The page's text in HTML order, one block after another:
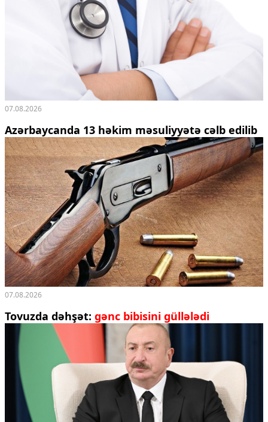
07.08.2026
Azərbaycanda 13 həkim məsuliyyətə cəlb edilib
07.08.2026
Tovuzda dəhşət: gənc bibisini güllələdi